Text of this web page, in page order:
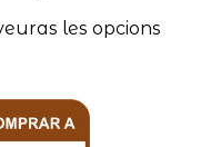
les opcions